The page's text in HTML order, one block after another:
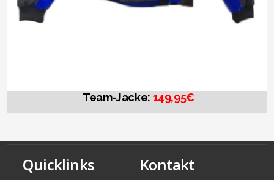
Team-Jacke: 149,95€
Quicklinks Kontakt